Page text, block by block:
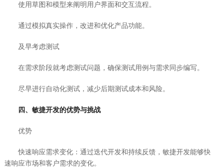
使用草图和模型来阐明用户界面和交互流程。
通过模拟真实操作，改进和优化产品功能。
及早考虑测试
在需求阶段就考虑测试问题，确保测试用例与需求同步编写。
尽早进行自动化测试，减少后期测试成本和风险。
四、敏捷开发的优势与挑战
优势
快速响应需求变化：通过迭代开发和持续反馈，敏捷开发能够快
速响应市场和客户需求的变化。